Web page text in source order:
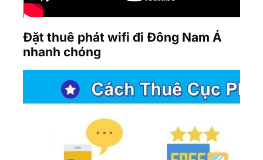
Đặt thuê phát wifi đi Đông Nam Á
nhanh chóng